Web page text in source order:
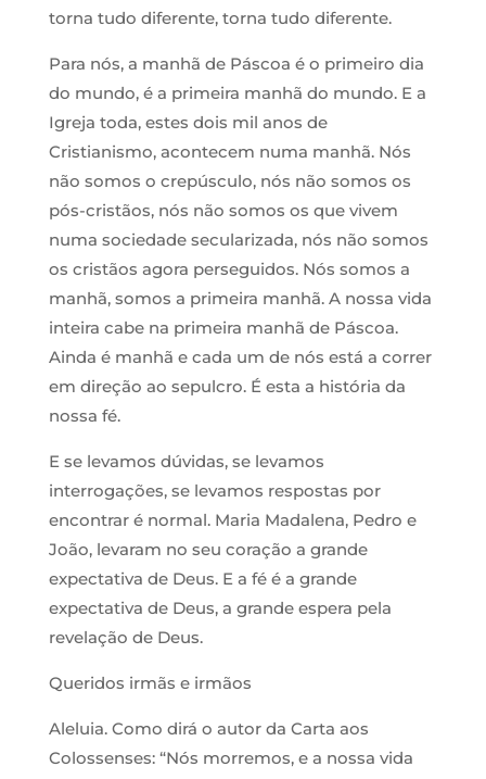
torna tudo diferente, torna tudo diferente.
Para nós, a manhã de Páscoa é o primeiro dia
do mundo, é a primeira manhã do mundo. E a
Igreja toda, estes dois mil anos de
Cristianismo, acontecem numa manhã. Nós
não somos o crepúsculo, nós não somos os
pós-cristãos, nós não somos os que vivem
numa sociedade secularizada, nós não somos
os cristãos agora perseguidos. Nós somos a
manhã, somos a primeira manhã. A nossa vida
inteira cabe na primeira manhã de Páscoa.
Ainda é manhã e cada um de nós está a correr
em direção ao sepulcro. É esta a história da
nossa fé.
E se levamos dúvidas, se levamos
interrogações, se levamos respostas por
encontrar é normal. Maria Madalena, Pedro e
João, levaram no seu coração a grande
expectativa de Deus. E a fé é a grande
expectativa de Deus, a grande espera pela
revelação de Deus.
Queridos irmãs e irmãos
Aleluia. Como dirá o autor da Carta aos
Colossenses: “Nós morremos, e a nossa vida